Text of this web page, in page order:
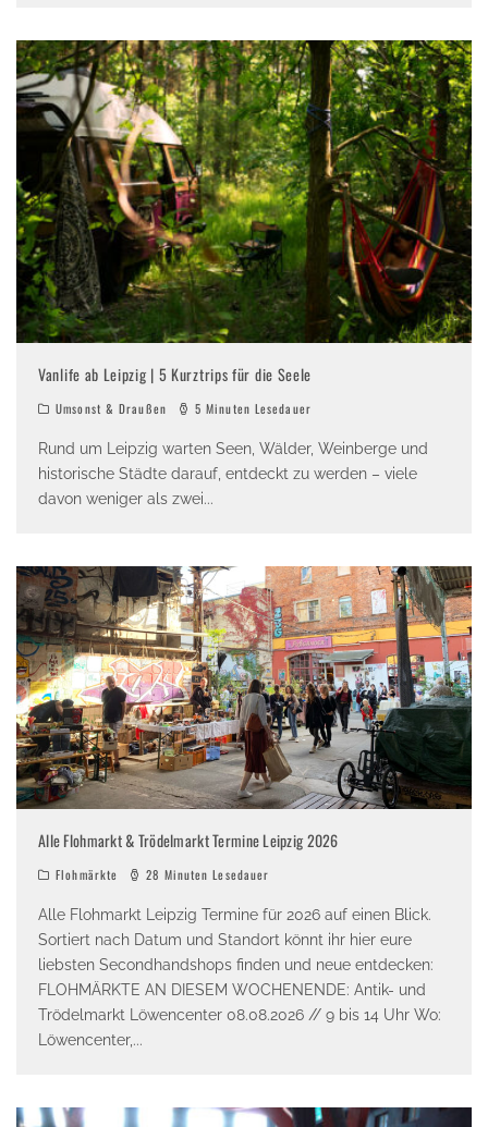
Vanlife ab Leipzig | 5 Kurztrips für die Seele
Umsonst & Draußen 5 Minuten Lesedauer
Rund um Leipzig warten Seen, Wälder, Weinberge und
historische Städte darauf, entdeckt zu werden – viele
davon weniger als zwei...
Alle Flohmarkt & Trödelmarkt Termine Leipzig 2026
Flohmärkte 28 Minuten Lesedauer
Alle Flohmarkt Leipzig Termine für 2026 auf einen Blick.
Sortiert nach Datum und Standort könnt ihr hier eure
liebsten Secondhandshops finden und neue entdecken:
FLOHMÄRKTE AN DIESEM WOCHENENDE: Antik- und
Trödelmarkt Löwencenter 08.08.2026 // 9 bis 14 Uhr Wo:
Löwencenter,...